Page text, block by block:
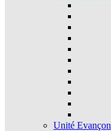
Unité Evançon